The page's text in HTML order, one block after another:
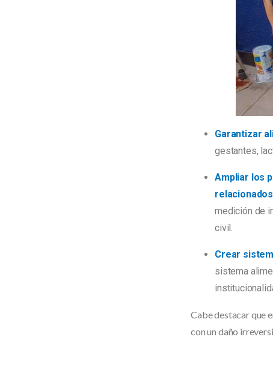
Garantizar
gestantes,
Ampliar los
medición de
civil.
Crear
sistema
Cabe destacar que
con un daño